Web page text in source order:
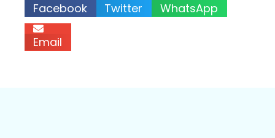
Facebook Twitter WhatsApp
Email